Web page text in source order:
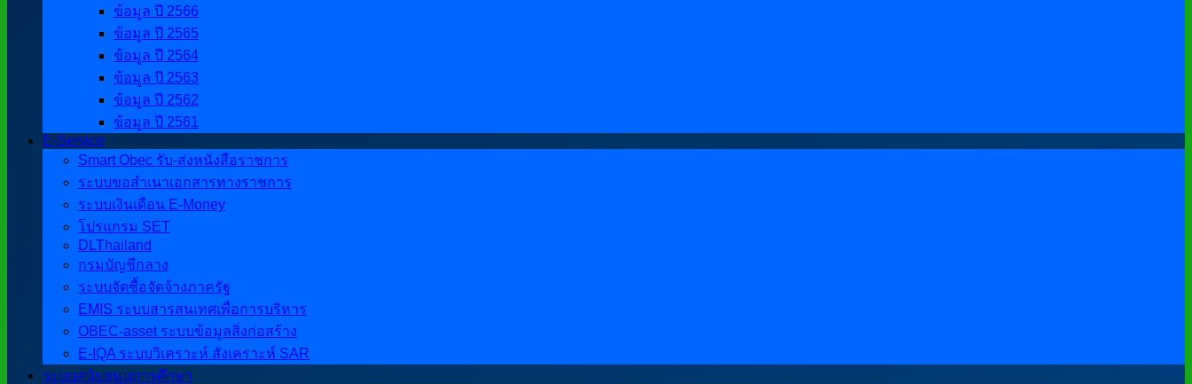
ข้อมูล ปี 2566
ข้อมูล ปี 2565
ข้อมูล ปี 2564
ข้อมูล ปี 2563
ข้อมูล ปี 2562
ข้อมูล ปี 2561
E-Service
Smart Obec รับ-ส่งหนังสือราชการ
ระบบขอสำเนาเอกสารทางราชการ
ระบบเงินเดือน E-Money
โปรแกรม SET
DLThailand
กรมบัญชีกลาง
ระบบจัดซื้อจัดจ้างภาครัฐ
EMIS ระบบสารสนเทศเพื่อการบริหาร
OBEC-asset ระบบข้อมูลสิ่งก่อสร้าง
E-IQA ระบบวิเคราะห์ สังเคราะห์ SAR
ระบบสนับสนุนการศึกษา